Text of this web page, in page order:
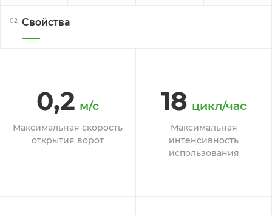
02 Свойства
0,2 м/с
Максимальная скорость
открытия ворот
18 цикл/час
Максимальная
интенсивность
использования